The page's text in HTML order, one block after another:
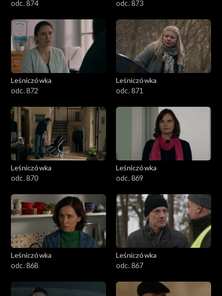
odc. 874 odc. 873
Leśniczówka
odc. 872
Leśniczówka
odc. 871
Leśniczówka
odc. 870
Leśniczówka
odc. 869
Leśniczówka
odc. 868
Leśniczówka
odc. 867